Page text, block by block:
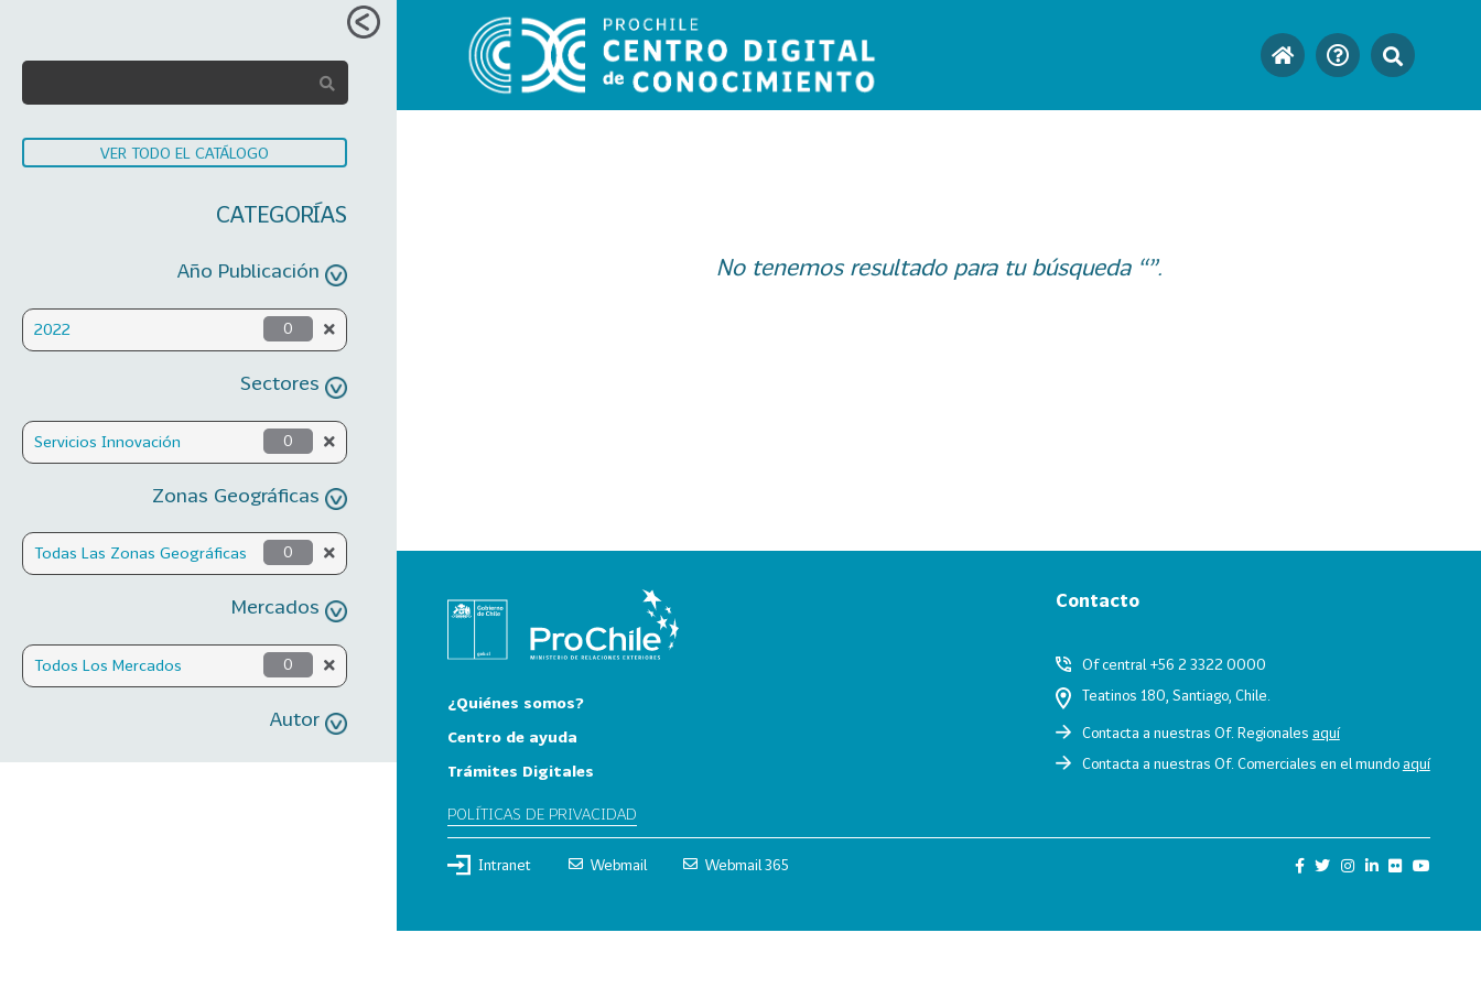
VER TODO EL CATÁLOGO
CATEGORÍAS
Año Publicación
2022 0
Sectores
Servicios Innovación 0
Zonas Geográficas
Todas Las Zonas Geográficas 0
Mercados
Todos Los Mercados 0
Autor
No tenemos resultado para tu búsqueda “”.
¿Quiénes somos?
Centro de ayuda
Trámites Digitales
POLÍTICAS DE PRIVACIDAD
Contacto
Of central +56 2 3322 0000
Teatinos 180, Santiago, Chile.
Contacta a nuestras Of. Regionales aquí
Contacta a nuestras Of. Comerciales en el mundoaquí
Intranet Webmail Webmail 365